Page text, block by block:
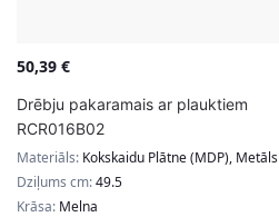
50,39 €
Drēbju pakaramais ar plauktiem
RCR016B02
Materiāls: Kokskaidu Plātne (MDP), Metāls
Dziļums cm:49.5
Krāsa: Melna